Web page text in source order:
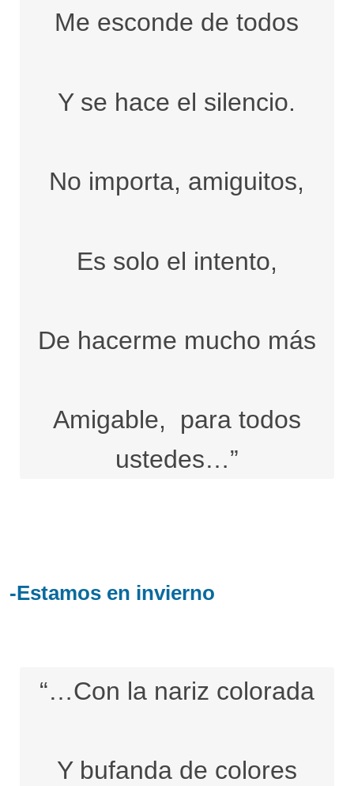
Me esconde de todos
Y se hace el silencio.
No importa, amiguitos,
Es solo el intento,
De hacerme mucho más
Amigable, para todos
ustedes…”
-Estamos en invierno
“…Con la nariz colorada
Y bufanda de colores